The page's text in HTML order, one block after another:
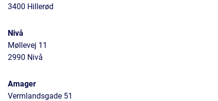
3400 Hillerød
Nivå
Møllevej 11
2990 Nivå
Amager
Vermlandsgade 51